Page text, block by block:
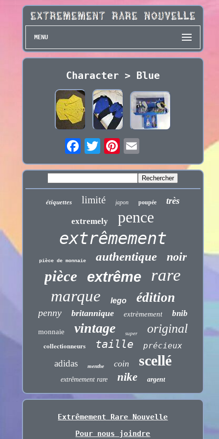
MENU
Character > Blue
étiquettes limité japon poupée très
extremely pence
extrêmement
pièce de monnaie authentique noir
pièce extrême rare
marque lego édition
penny britannique extrèmement bnib
monnaie vintage super original
collectionneurs taille précieux
adidas menthe coin scellé
extrêmement rare nike argent
Extrêmement Rare Nouvelle
Pour nous joindre